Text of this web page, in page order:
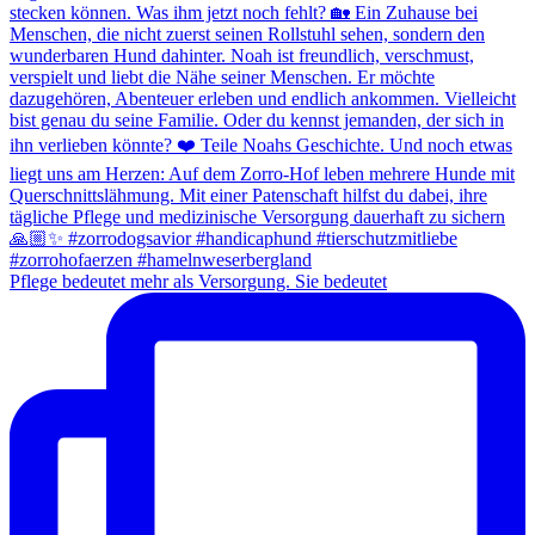
Pflege bedeutet mehr als Versorgung. Sie bedeutet